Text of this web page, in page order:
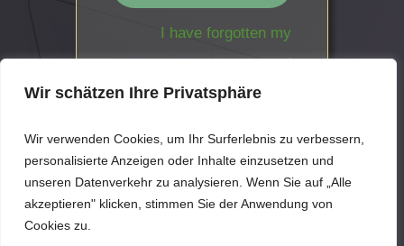
Wir schätzen Ihre Privatsphäre
Wir verwenden Cookies, um Ihr Surferlebnis zu verbessern,
personalisierte Anzeigen oder Inhalte einzusetzen und
unseren Datenverkehr zu analysieren. Wenn Sie auf „Alle
akzeptieren" klicken, stimmen Sie der Anwendung von
Cookies zu.
I have forgotten my
password